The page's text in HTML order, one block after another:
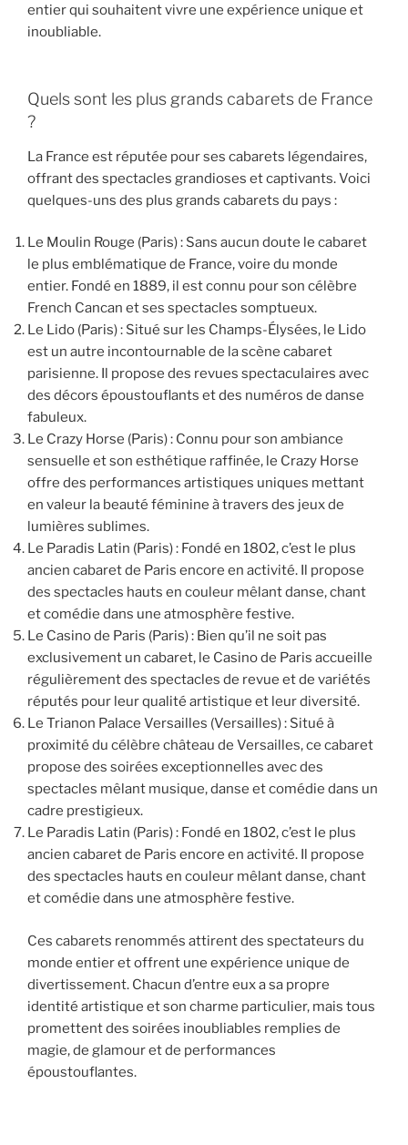
entier qui souhaitent vivre une expérience unique et
inoubliable.
Quels sont les plus grands cabarets de France
?
La France est réputée pour ses cabarets légendaires,
offrant des spectacles grandioses et captivants. Voici
quelques-uns des plus grands cabarets du pays :
Le Moulin Rouge (Paris) : Sans aucun doute le cabaret
le plus emblématique de France, voire du monde
entier. Fondé en 1889, il est connu pour son célèbre
French Cancan et ses spectacles somptueux.
Le Lido (Paris) : Situé sur les Champs-Élysées, le Lido
est un autre incontournable de la scène cabaret
parisienne. Il propose des revues spectaculaires avec
des décors époustouflants et des numéros de danse
fabuleux.
Le Crazy Horse (Paris) : Connu pour son ambiance
sensuelle et son esthétique raffinée, le Crazy Horse
offre des performances artistiques uniques mettant
en valeur la beauté féminine à travers des jeux de
lumières sublimes.
Le Paradis Latin (Paris) : Fondé en 1802, c’est le plus
ancien cabaret de Paris encore en activité. Il propose
des spectacles hauts en couleur mêlant danse, chant
et comédie dans une atmosphère festive.
Le Casino de Paris (Paris) : Bien qu’il ne soit pas
exclusivement un cabaret, le Casino de Paris accueille
régulièrement des spectacles de revue et de variétés
réputés pour leur qualité artistique et leur diversité.
Le Trianon Palace Versailles (Versailles) : Situé à
proximité du célèbre château de Versailles, ce cabaret
propose des soirées exceptionnelles avec des
spectacles mêlant musique, danse et comédie dans un
cadre prestigieux.
Le Paradis Latin (Paris) : Fondé en 1802, c’est le plus
ancien cabaret de Paris encore en activité. Il propose
des spectacles hauts en couleur mêlant danse, chant
et comédie dans une atmosphère festive.
Ces cabarets renommés attirent des spectateurs du
monde entier et offrent une expérience unique de
divertissement. Chacun d’entre eux a sa propre
identité artistique et son charme particulier, mais tous
promettent des soirées inoubliables remplies de
magie, de glamour et de performances
époustouflantes.